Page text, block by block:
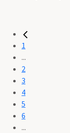
1
...
2
3
4
5
6
...